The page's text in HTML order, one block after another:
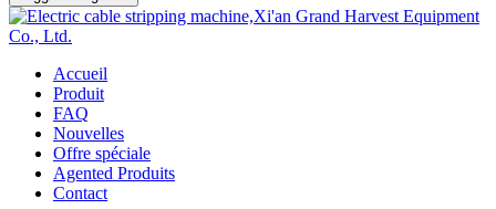
Accueil
Produit
FAQ
Nouvelles
Offre spéciale
Agented Produits
Contact